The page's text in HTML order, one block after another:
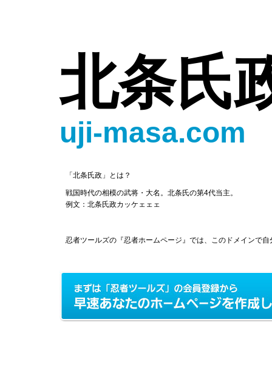
北条氏
uji-masa.com
「北条氏政」とは？
戦国時代の相模の武将・大名。北条氏の第4代当主。
例文：北条氏政カッケェェェ
忍者ツールズの『忍者ホームページ』では、このドメインで